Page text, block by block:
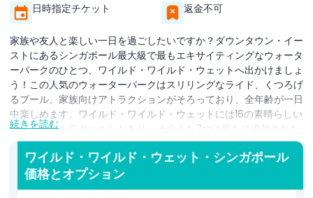
日時指定チケット 返金不可
家族や友人と楽しい一日を過ごしたいですか？ダウンタウン・イー
ストにあるシンガポール最大級で最もエキサイティングなウォータ
ーパークのひとつ、ワイルド・ワイルド・ウェットへ出かけましょ
う！この人気のウォーターパークはスリリングなライド、くつろげ
るプール、家族向けアトラクションがそろっており、全年齢が一日
中楽しめます。ワイルド・ワイルド・ウェットには16の素晴らしい
ライドとアトラクションがあり、そのうち7つは新たに追加された
ものです。クラーケン・レーサーズで競争したり、ほぼ垂直の落下
を体験する「フリーフォール」に挑んだり、小さなお子様はキッズ
ゾーンで安全に水遊びを楽しめます。心臓が高鳴るスライドから穏
やかなウェーブプールまで、このウォーターパークはアドレナリン
続きを読む
ワイルド・ワイルド・ウェット・シンガポール
価格とオプション